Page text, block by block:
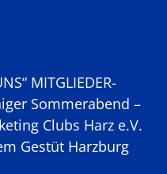
MITGLIEDER-
Sommerabend –
Clubs Harz e.V.
Gestüt Harzburg